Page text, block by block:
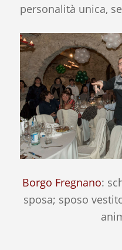
personalità unica,
Borgo Fregnano:
sposa; sposo